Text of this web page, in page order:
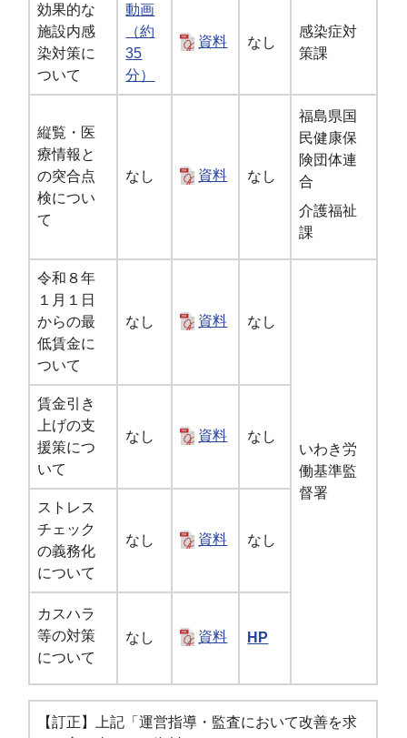
効果的な
施設内感
染対策に
ついて
動画
（約
35
分）
資料 なし
感染症対
策課
縦覧・医
療情報と
の突合点
検につい
て
なし 資料 なし
福島県国
民健康保
険団体連
合
介護福祉
課
令和８年
１月１日
からの最
低賃金に
ついて
なし 資料 なし
いわき労
働基準監
督署
賃金引き
上げの支
援策につ
いて
なし 資料 なし
ストレス
チェック
の義務化
について
なし 資料 なし
カスハラ
等の対策
について
なし 資料 HP
【訂正】上記「運営指導・監査において改善を求